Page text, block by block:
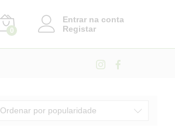
0
Entrar na conta
Registar
Ordenar por popularidade